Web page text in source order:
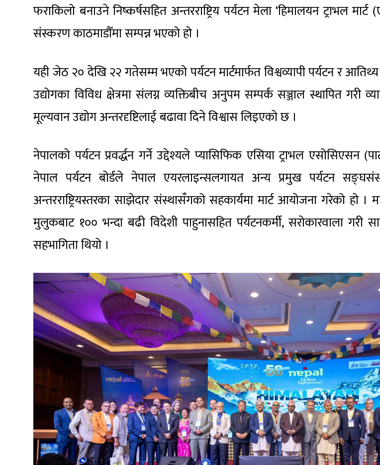
फराकिलो बनाउने निष्कर्षसहित अन्तरराष्ट्रिय पर्यटन मेला ‘हिमालयन ट्राभल
संस्करण काठमाडौँमा सम्पन्न भएको हो ।
यही जेठ २० देखि २२ गतेसम्म भएको पर्यटन मार्टमार्फत विश्वव्यापी पर्यटन र
उद्योगका विविध क्षेत्रमा संलग्न व्यक्तिबीच अनुपम सम्पर्क सञ्जाल स्थापित गरी
मूल्यवान उद्योग अन्तरदृष्टिलाई बढावा दिने विश्वास लिइएको छ ।
नेपालको पर्यटन प्रवर्द्धन गर्ने उद्देश्यले प्यासिफिक एसिया ट्राभल एसोसिएसन
नेपाल पर्यटन बोर्डले नेपाल एयरलाइन्सलगायत अन्य प्रमुख पर्यटन
अन्तरराष्ट्रियस्तरका साझेदार संस्थासँगको सहकार्यमा मार्ट आयोजना गरेको हो ।
मुलुकबाट १०० भन्दा बढी विदेशी पाहुनासहित पर्यटनकर्मी, सरोकारवाला गरी
सहभागिता थियो ।